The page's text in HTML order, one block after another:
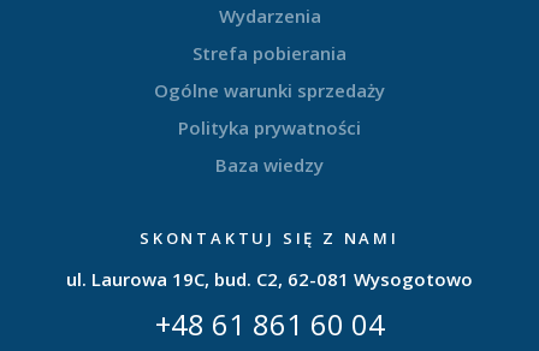
Wydarzenia
Strefa pobierania
Ogólne warunki sprzedaży
Polityka prywatności
Baza wiedzy
SKONTAKTUJ SIĘ Z NAMI
ul. Laurowa 19C, bud. C2, 62-081 Wysogotowo
+48 61 861 60 04